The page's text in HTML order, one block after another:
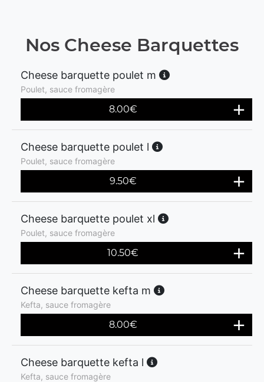
Nos Cheese Barquettes
Cheese barquette poulet m
Poulet, sauce fromagère
8.00€
Cheese barquette poulet l
Poulet, sauce fromagère
9.50€
Cheese barquette poulet xl
Poulet, sauce fromagère
10.50€
Cheese barquette kefta m
Kefta, sauce fromagère
8.00€
Cheese barquette kefta l
Kefta, sauce fromagère